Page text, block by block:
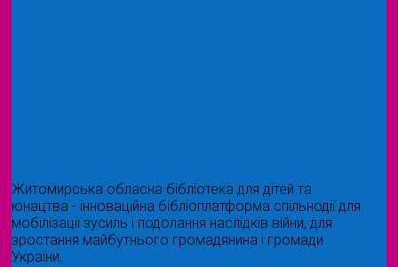
Житомирська обласна бібліотека для дітей та
юнацтва - інноваційна бібліоплатформа спільнодії для
мобілізації зусиль і подолання наслідків війни, для
зростання майбутнього громадянина і громади
України.